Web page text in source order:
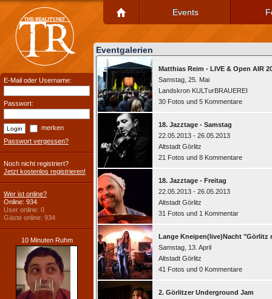
Events
Eventgalerien
Matthias Reim - LIVE & Open AIR
Samstag, 25. Mai
Landskron KULTurBRAUEREI
30 Fotos und 5 Kommentare
18. Jazztage - Samstag
22.05.2013 - 26.05.2013
Altstadt Görlitz
21 Fotos und 8 Kommentare
18. Jazztage - Freitag
22.05.2013 - 26.05.2013
Altstadt Görlitz
31 Fotos und 1 Kommentar
Lange Kneipen(live)Nacht "Görlitz
Samstag, 13. April
Altstadt Görlitz
41 Fotos und 0 Kommentare
2. Görlitzer Underground Jam
E-Mail oder Username:
Passwort:
merken
Passwort vergessen?
Noch nicht registriert?
Jetzt kostenlos registrieren!
Wer ist online?
Online: 934
User online: 0
Gäste online: 934
10 Minuten Ruhm